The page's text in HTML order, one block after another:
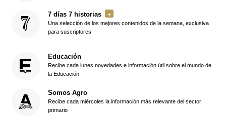
7 días 7 historias
Una selección de los mejores contenidos de la semana, exclusiva
para suscriptores
Educación
Recibe cada lunes novedades e información útil sobre el mundo de
la Educación
Somos Agro
Recibe cada miércoles la información más relevante del sector
primario